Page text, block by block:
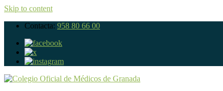
Skip to content
Contacta: 958 80 66 00